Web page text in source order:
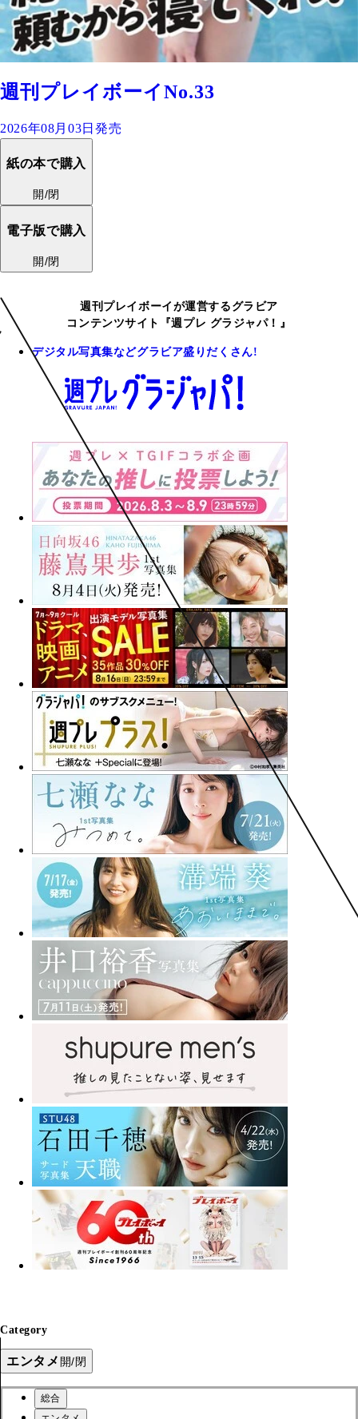
週刊プレイボーイNo.33
2026年08月03日発売
紙の本で購入
開/閉
電子版で購入
開/閉
週刊プレイボーイが運営するグラビア
コンテンツサイト『週プレ グラジャパ！』
デジタル写真集などグラビア盛りだくさん!
Category
エンタメ 開/閉
総合